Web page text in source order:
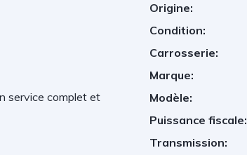
service complet et
Origine:
Condition:
Carrosserie:
Marque:
Modèle:
Puissance fiscale:
Transmission: